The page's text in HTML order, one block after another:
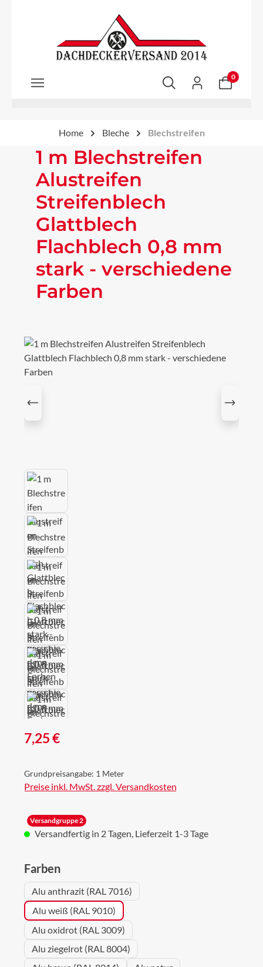
Zum Hauptinhalt springen
0
Home Bleche Blechstreifen
1 m Blechstreifen
Alustreifen
Streifenblech
Glattblech
Flachblech 0,8 mm
stark - verschiedene
Farben
Bildergalerie überspringen
Regulärer Preis:
7,25 €
Grundpreisangabe: 1 Meter
Preise inkl. MwSt. zzgl. Versandkosten
Versandgruppe 2
Versandfertig in 2 Tagen, Lieferzeit 1-3 Tage
Farbenauswählen
Alu anthrazit (RAL 7016)
Alu weiß (RAL 9010)
Alu oxidrot (RAL 3009)
Alu ziegelrot (RAL 8004)